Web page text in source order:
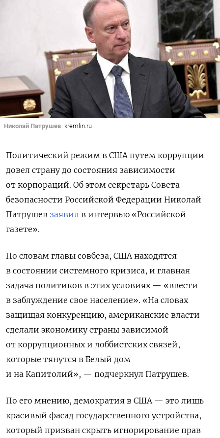
Николай Патрушев kremlin.ru
Политический режим в США путем коррупции
довел страну до состояния зависимости
от корпораций. Об этом секретарь Совета
безопасности Российской Федерации Николай
Патрушев заявил в интервью «Российской
газете».
По словам главы совбеза, США находятся
в состоянии системного кризиса, и главная
задача политиков в этих условиях — «ввести
в заблуждение свое население». «На словах
защищая конкуренцию, американские власти
сделали экономику страны зависимой
от коррупционных и лоббистских связей,
которые тянутся в Белый дом
и на Капитолий», — подчеркнул Патрушев.
По его мнению, демократия в США — это лишь
красивый фасад государственного устройства,
который призван скрыть игнорирование прав